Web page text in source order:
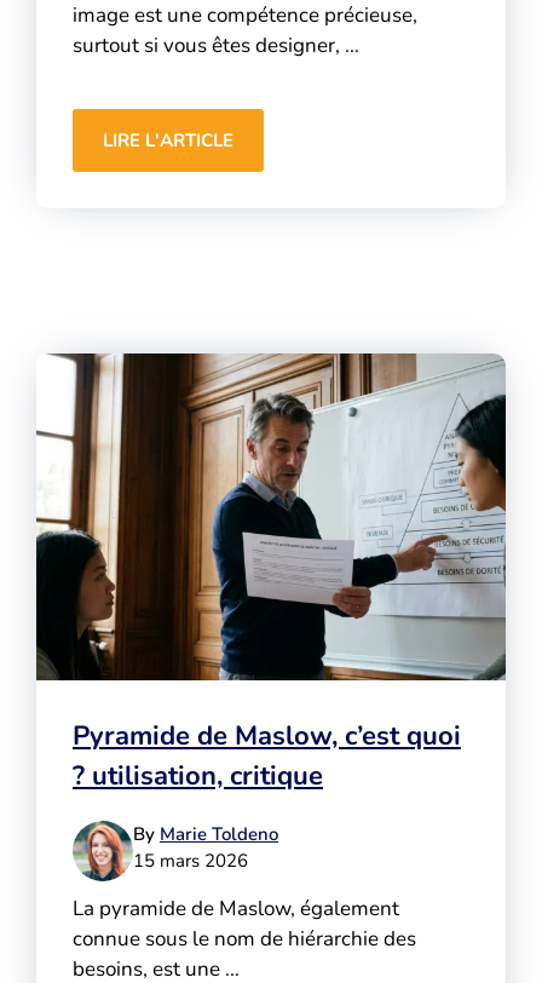
image est une compétence précieuse,
surtout si vous êtes designer, ...
LIRE L'ARTICLE
Pyramide de Maslow, c’est quoi
? utilisation, critique
By Marie Toldeno
15 mars 2026
La pyramide de Maslow, également
connue sous le nom de hiérarchie des
besoins, est une ...